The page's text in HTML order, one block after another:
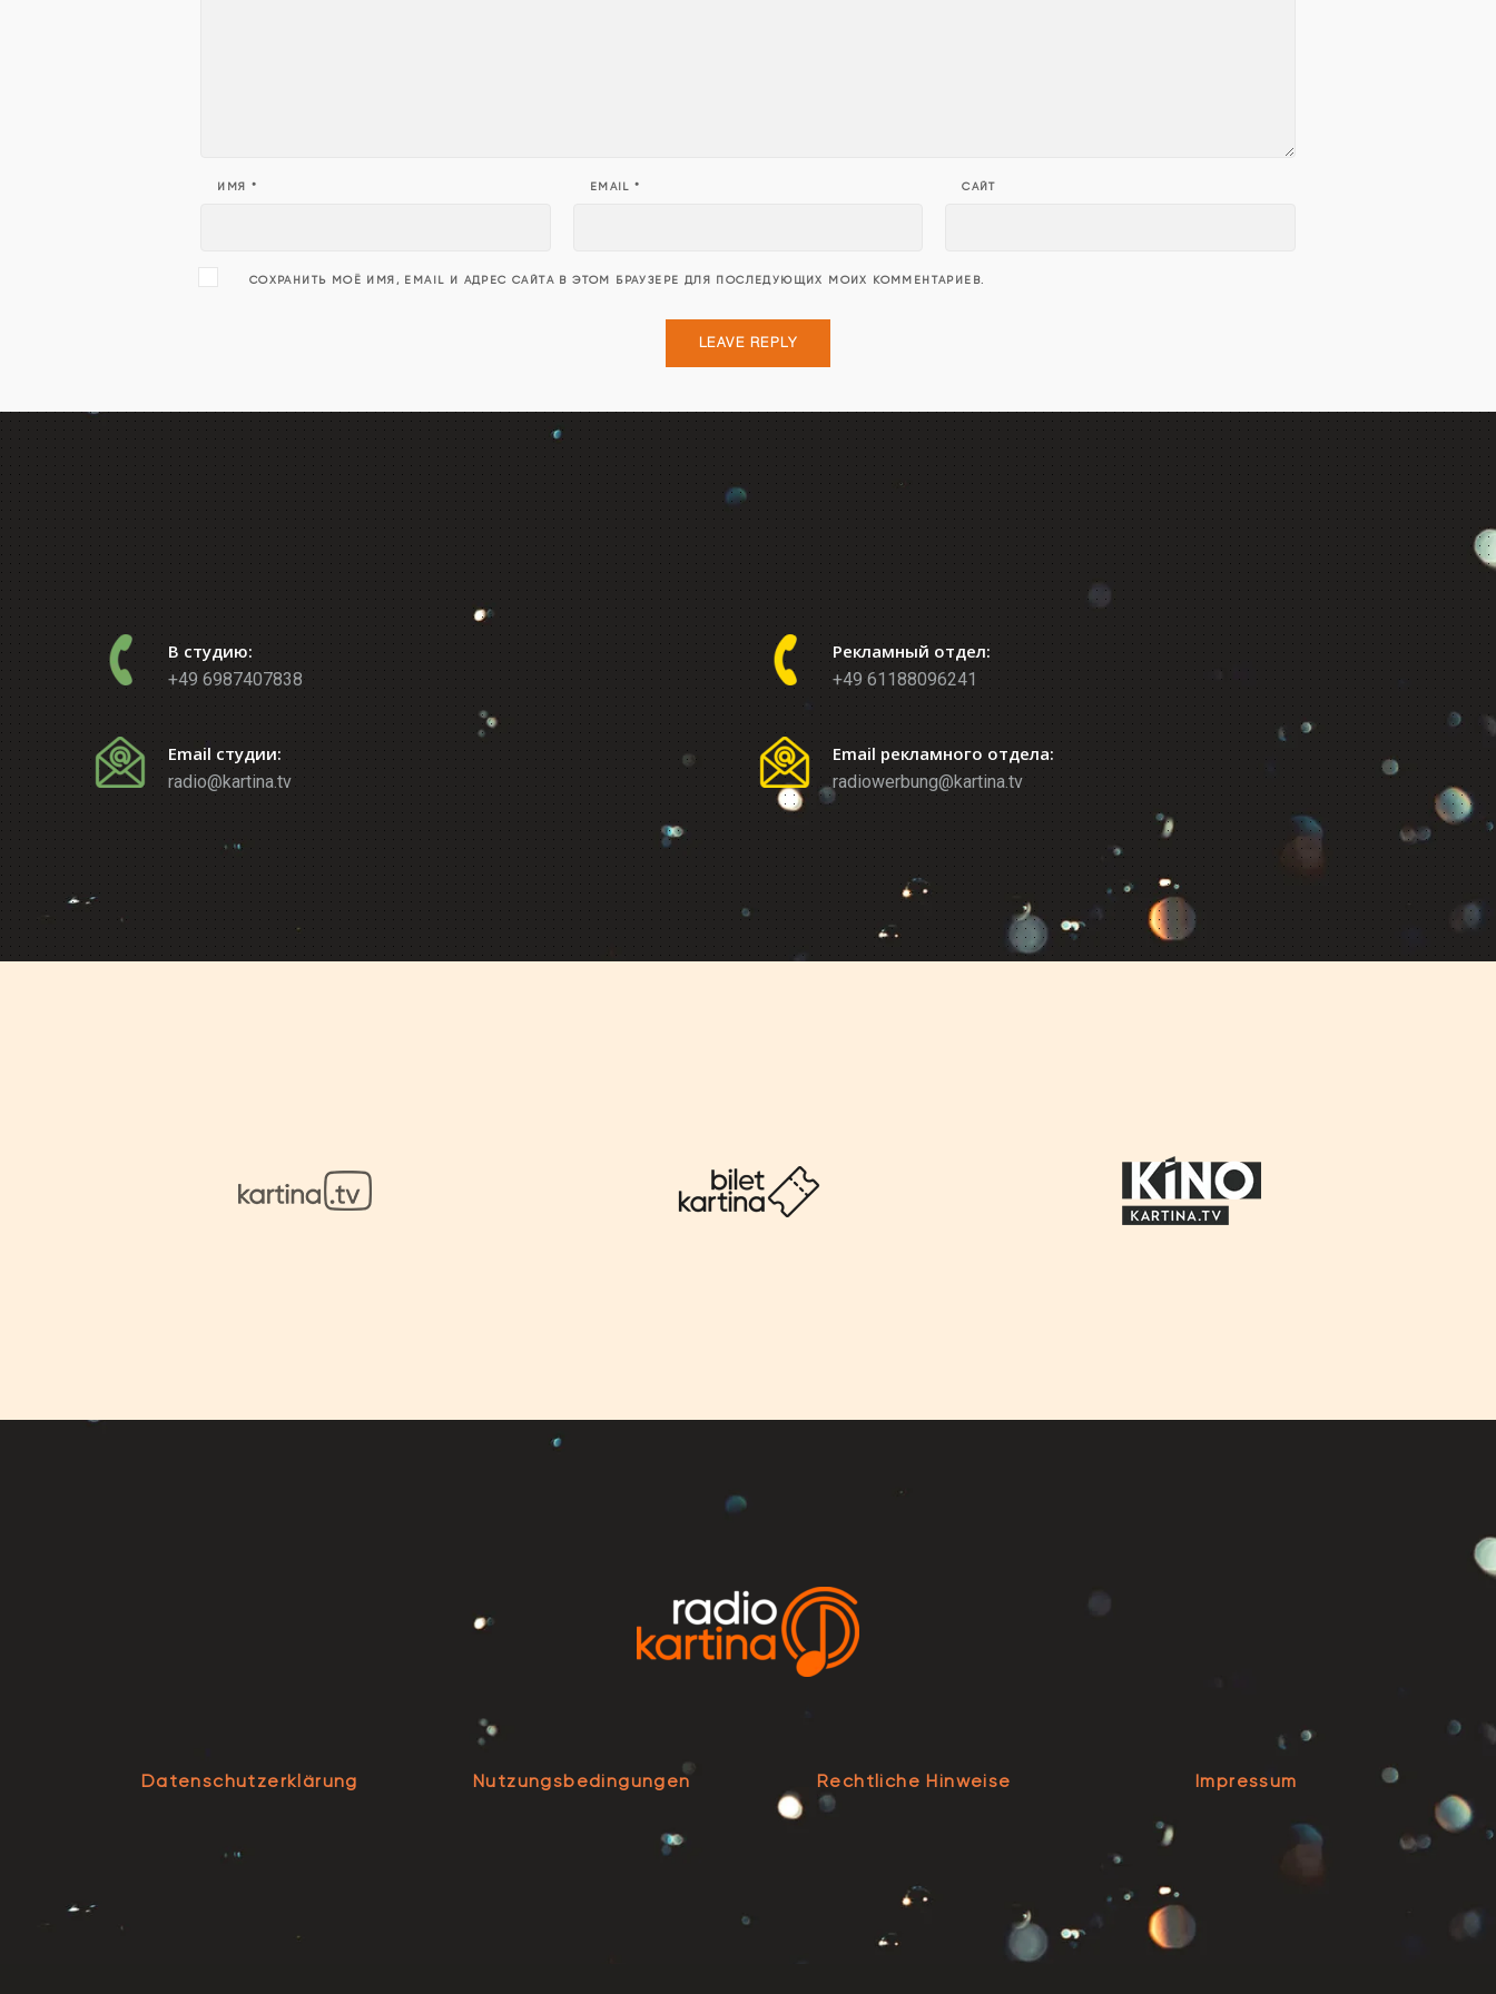
ИМЯ * EMAIL* САЙТ
СОХРАНИТЬ МОЁ ИМЯ, EMAIL И АДРЕС САЙТА В ЭТОМ БРАУЗЕРЕ ДЛЯ ПОСЛЕДУЮЩИХ МОИХ КОММЕНТАРИЕВ.
В студию:
+49 6987407838
Email студии:
radio@kartina.tv
Рекламный отдел:
+49 61188096241
Email рекламного отдела:
radiowerbung@kartina.tv
Datenschutzerklärung Nutzungsbedingungen Rechtliche Hinweise Impressum